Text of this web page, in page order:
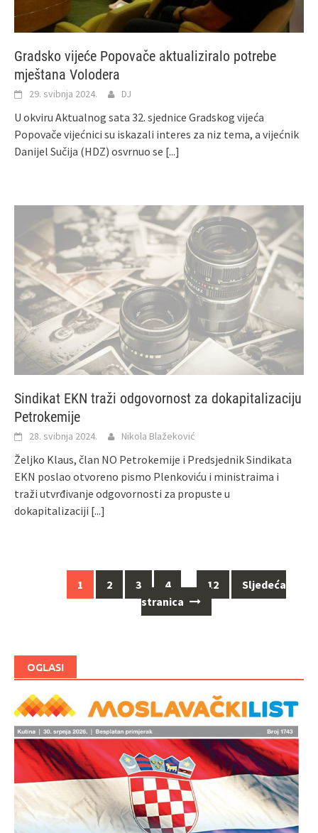
Gradsko vijeće Popovače aktualiziralo potrebe
mještana Volodera
29. svibnja 2024. DJ
U okviru Aktualnog sata 32. sjednice Gradskog vijeća
Popovače vijećnici su iskazali interes za niz tema, a vijećnik
Danijel Sučija (HDZ) osvrnuo se [...]
Sindikat EKN traži odgovornost za dokapitalizaciju
Petrokemije
28. svibnja 2024. Nikola Blažeković
Željko Klaus, član NO Petrokemije i Predsjednik Sindikata
EKN poslao otvoreno pismo Plenkoviću i ministraima i
traži utvrđivanje odgovornosti za propuste u
dokapitalizaciji [...]
Navigacija
1 2 3 4 … 12
Sljedeća
stranica
OGLASI